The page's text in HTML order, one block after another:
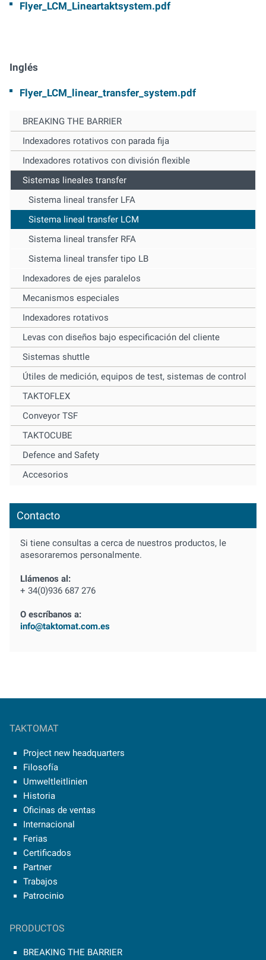
Flyer_LCM_Lineartaktsystem.pdf
Inglés
Flyer_LCM_linear_transfer_system.pdf
BREAKING THE BARRIER
Indexadores rotativos con parada fija
Indexadores rotativos con división flexible
Sistemas lineales transfer
Sistema lineal transfer LFA
Sistema lineal transfer LCM
Sistema lineal transfer RFA
Sistema lineal transfer tipo LB
Indexadores de ejes paralelos
Mecanismos especiales
Indexadores rotativos
Levas con diseños bajo especificación del cliente
Sistemas shuttle
Útiles de medición, equipos de test, sistemas de control
TAKTOFLEX
Conveyor TSF
TAKTOCUBE
Defence and Safety
Accesorios
Contacto
Si tiene consultas a cerca de nuestros productos, le
asesoraremos personalmente.
Llámenos al:
+ 34(0)936 687 276
O escríbanos a:
info@taktomat.com.es
TAKTOMAT
Project new headquarters
Filosofía
Umweltleitlinien
Historia
Oficinas de ventas
Internacional
Ferias
Certificados
Partner
Trabajos
Patrocinio
PRODUCTOS
BREAKING THE BARRIER